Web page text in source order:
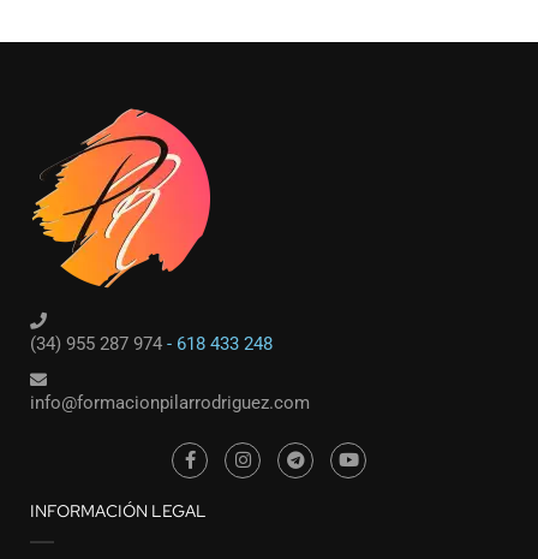
(34) 955 287 974 - 618 433 248
info@formacionpilarrodriguez.com
INFORMACIÓN LEGAL